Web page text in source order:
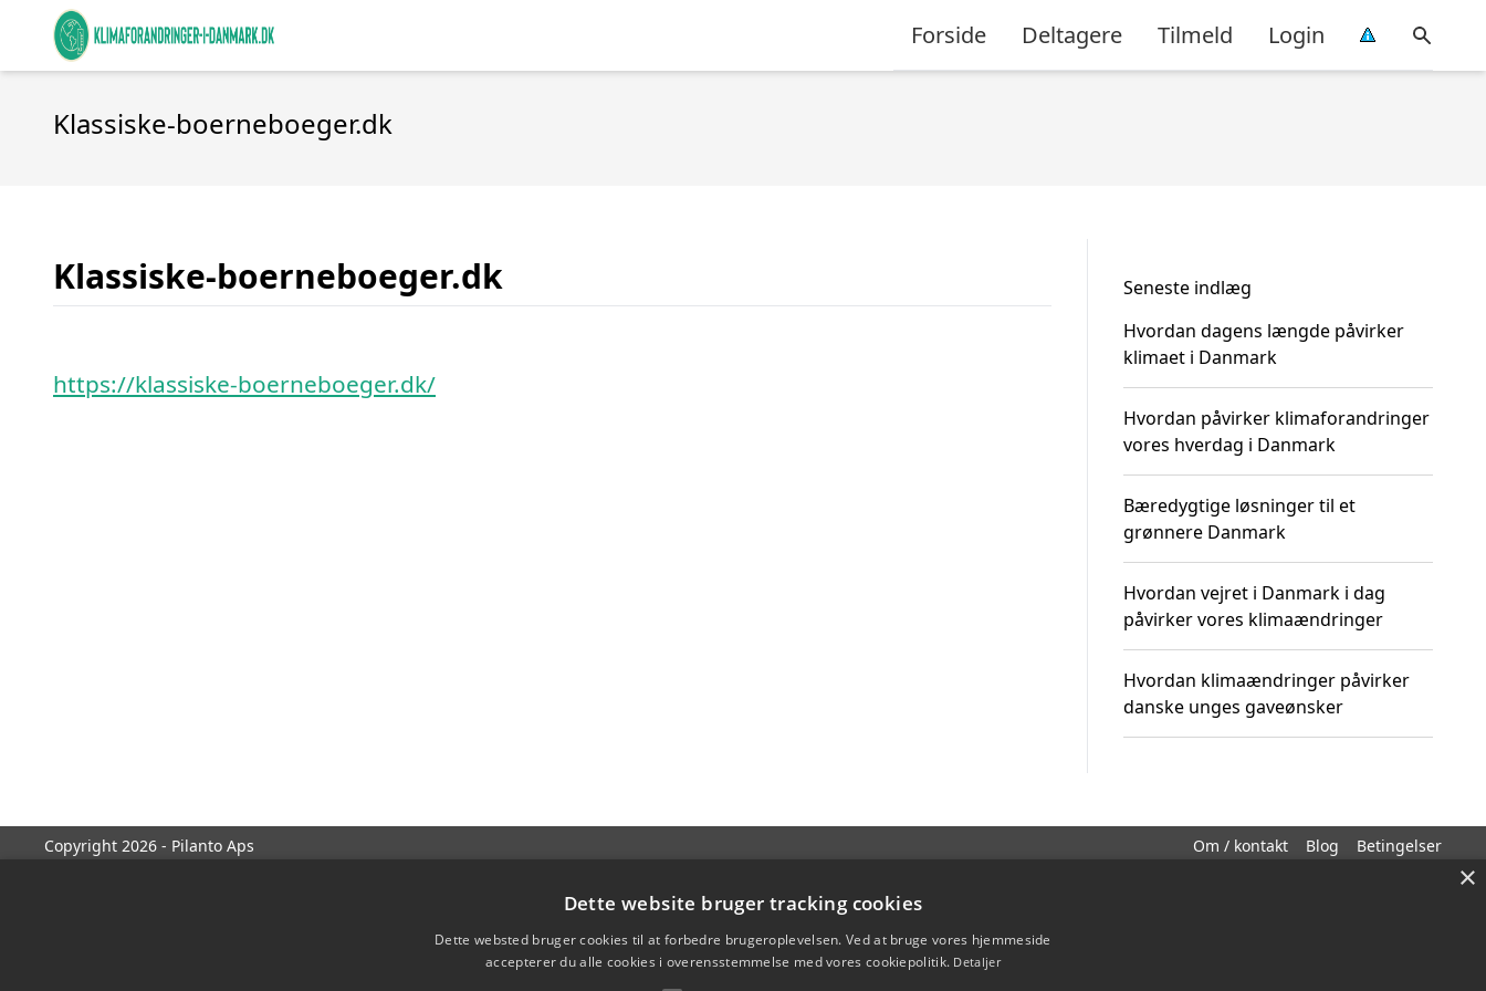
Forside Deltagere Tilmeld Login
Klassiske-boerneboeger.dk
Klassiske-boerneboeger.dk
https://klassiske-boerneboeger.dk/
Seneste indlæg
Hvordan dagens længde påvirker
klimaet i Danmark
Hvordan påvirker klimaforandringer
vores hverdag i Danmark
Bæredygtige løsninger til et
grønnere Danmark
Hvordan vejret i Danmark i dag
påvirker vores klimaændringer
Hvordan klimaændringer påvirker
danske unges gaveønsker
Copyright 2026 - Pilanto Aps Om / kontakt Blog Betingelser
×
Dette website bruger tracking cookies
Dette websted bruger cookies til at forbedre brugeroplevelsen. Ved at bruge vores hjemmeside
accepterer du alle cookies i overensstemmelse med vores cookiepolitik. Detaljer